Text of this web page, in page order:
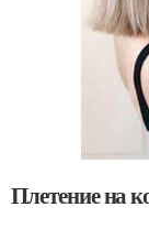
Плетение на